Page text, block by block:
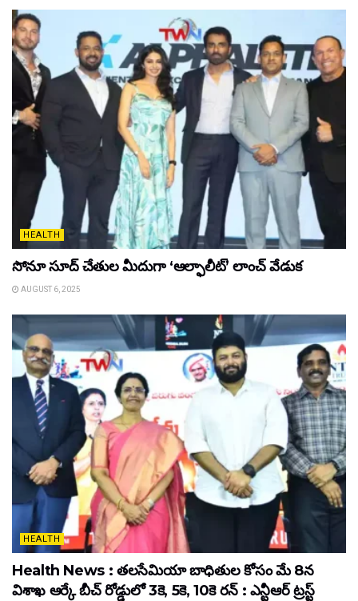
HEALTH
సోనూ సూద్ చేతుల మీదుగా ‘ఆల్ఫాలీట్’ లాంచ్ వేడుక
AUGUST 6, 2025
HEALTH
Health News : తలసేమియా బాధితుల కోసం మే 8న
విశాఖ ఆర్కే బీచ్‌ రోడ్డులో 3కె, 5కె, 10కె రన్‌ : ఎన్టీఆర్‌ ట్రస్ట్‌